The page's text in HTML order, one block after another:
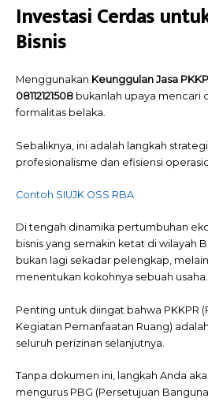
Investasi Cerdas
Bisnis
Menggunakan Keunggulan Jasa
08112121508 bukanlah upaya mencari
formalitas belaka.
Sebaliknya, ini adalah langkah
profesionalisme dan efisiensi
Contoh SIUJK OSS RBA
Di tengah dinamika pertumbuhan
bisnis yang semakin ketat di wilayah
bukan lagi sekadar pelengkap,
menentukan kokohnya sebuah usaha.
Penting untuk diingat bahwa PKKPR
Kegiatan Pemanfaatan Ruang)
seluruh perizinan selanjutnya.
Tanpa dokumen ini, langkah Anda
mengurus PBG (Persetujuan